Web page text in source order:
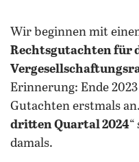
wir beginnen mit
Rechtsgutachten für
Erinnerung: Ende
Gutachten erstmals
dritten Quartal 2024
damals.